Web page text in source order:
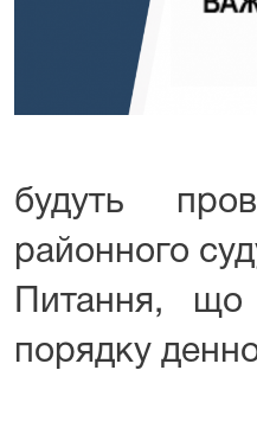
будуть
районного
Питання, що
порядку